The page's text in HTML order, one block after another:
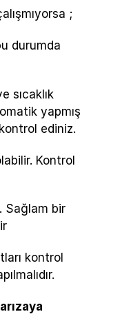
;
durumda
sıcaklık
yapmış
kontrol ediniz.
Kontrol
Sağlam bir
kontrol